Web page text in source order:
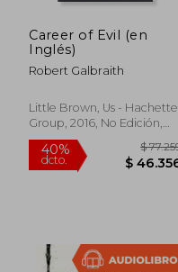
Career of Evil (en
Inglés)
Robert Galbraith
Little Brown, Us - Hachette
Group, 2016, No Edición,
Tapa Blanda, Nuevo